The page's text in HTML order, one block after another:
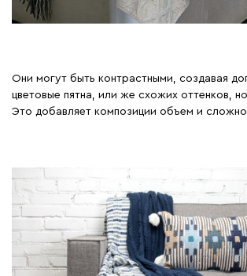
Они могут быть контрастными, создавая
цветовые пятна, или же схожих оттенков,
Это добавляет композиции объем и